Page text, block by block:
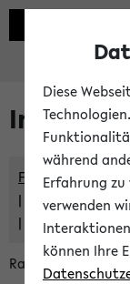
Im eKVV
Freie Räume
Hinweise der
Raumanfragen:
Diese
während
Erfahrung zu
verwenden
können Ihre